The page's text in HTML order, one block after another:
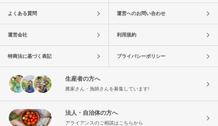
よくある質問 運営へのお問い合わせ
運営会社 利用規約
特商法に基づく表記 プライバシーポリシー
生産者の方へ
農家さん・漁師さんを募集しています!
法人・自治体の方へ
アライアンスのご相談はこちらから